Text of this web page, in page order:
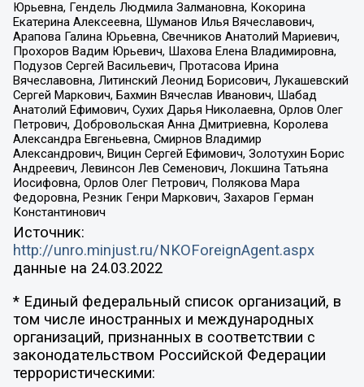
Юрьевна, Гендель Людмила Залмановна, Кокорина
Екатерина Алексеевна, Шуманов Илья Вячеславович,
Арапова Галина Юрьевна, Свечников Анатолий Мариевич,
Прохоров Вадим Юрьевич, Шахова Елена Владимировна,
Подузов Сергей Васильевич, Протасова Ирина
Вячеславовна, Литинский Леонид Борисович, Лукашевский
Сергей Маркович, Бахмин Вячеслав Иванович, Шабад
Анатолий Ефимович, Сухих Дарья Николаевна, Орлов Олег
Петрович, Добровольская Анна Дмитриевна, Королева
Александра Евгеньевна, Смирнов Владимир
Александрович, Вицин Сергей Ефимович, Золотухин Борис
Андреевич, Левинсон Лев Семенович, Локшина Татьяна
Иосифовна, Орлов Олег Петрович, Полякова Мара
Федоровна, Резник Генри Маркович, Захаров Герман
Константинович
Источник:
http://unro.minjust.ru/NKOForeignAgent.aspx
данные на 24.03.2022
* Единый федеральный список организаций, в
том числе иностранных и международных
организаций, признанных в соответствии с
законодательством Российской Федерации
террористическими: